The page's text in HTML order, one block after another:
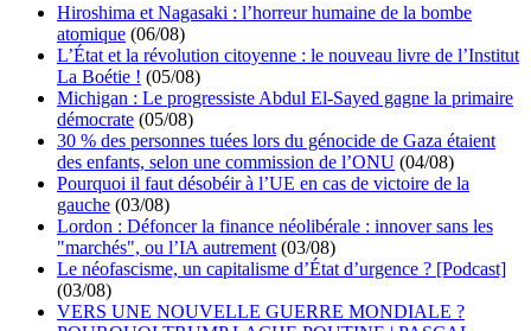
Hiroshima et Nagasaki : l’horreur humaine de la bombe
atomique (06/08)
L’État et la révolution citoyenne : le nouveau livre de l’Institut
La Boétie ! (05/08)
Michigan : Le progressiste Abdul El-Sayed gagne la primaire
démocrate (05/08)
30 % des personnes tuées lors du génocide de Gaza étaient
des enfants, selon une commission de l’ONU (04/08)
Pourquoi il faut désobéir à l’UE en cas de victoire de la
gauche (03/08)
Lordon : Défoncer la finance néolibérale : innover sans les
"marchés", ou l’IA autrement (03/08)
Le néofascisme, un capitalisme d’État d’urgence ? [Podcast]
(03/08)
VERS UNE NOUVELLE GUERRE MONDIALE ?